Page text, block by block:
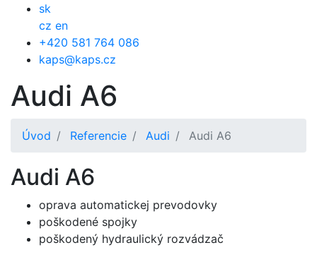
sk
cz en
+420 581 764 086
kaps@kaps.cz
Audi A6
Úvod Referencie Audi Audi A6
Audi A6
oprava automatickej prevodovky
poškodené spojky
poškodený hydraulický rozvádzač